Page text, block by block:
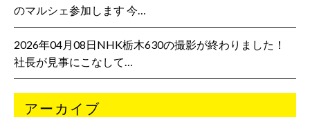
のマルシェ参加します 今…
2026年04月08日NHK栃木630の撮影が終わりました！
社長が見事にこなして…
アーカイブ